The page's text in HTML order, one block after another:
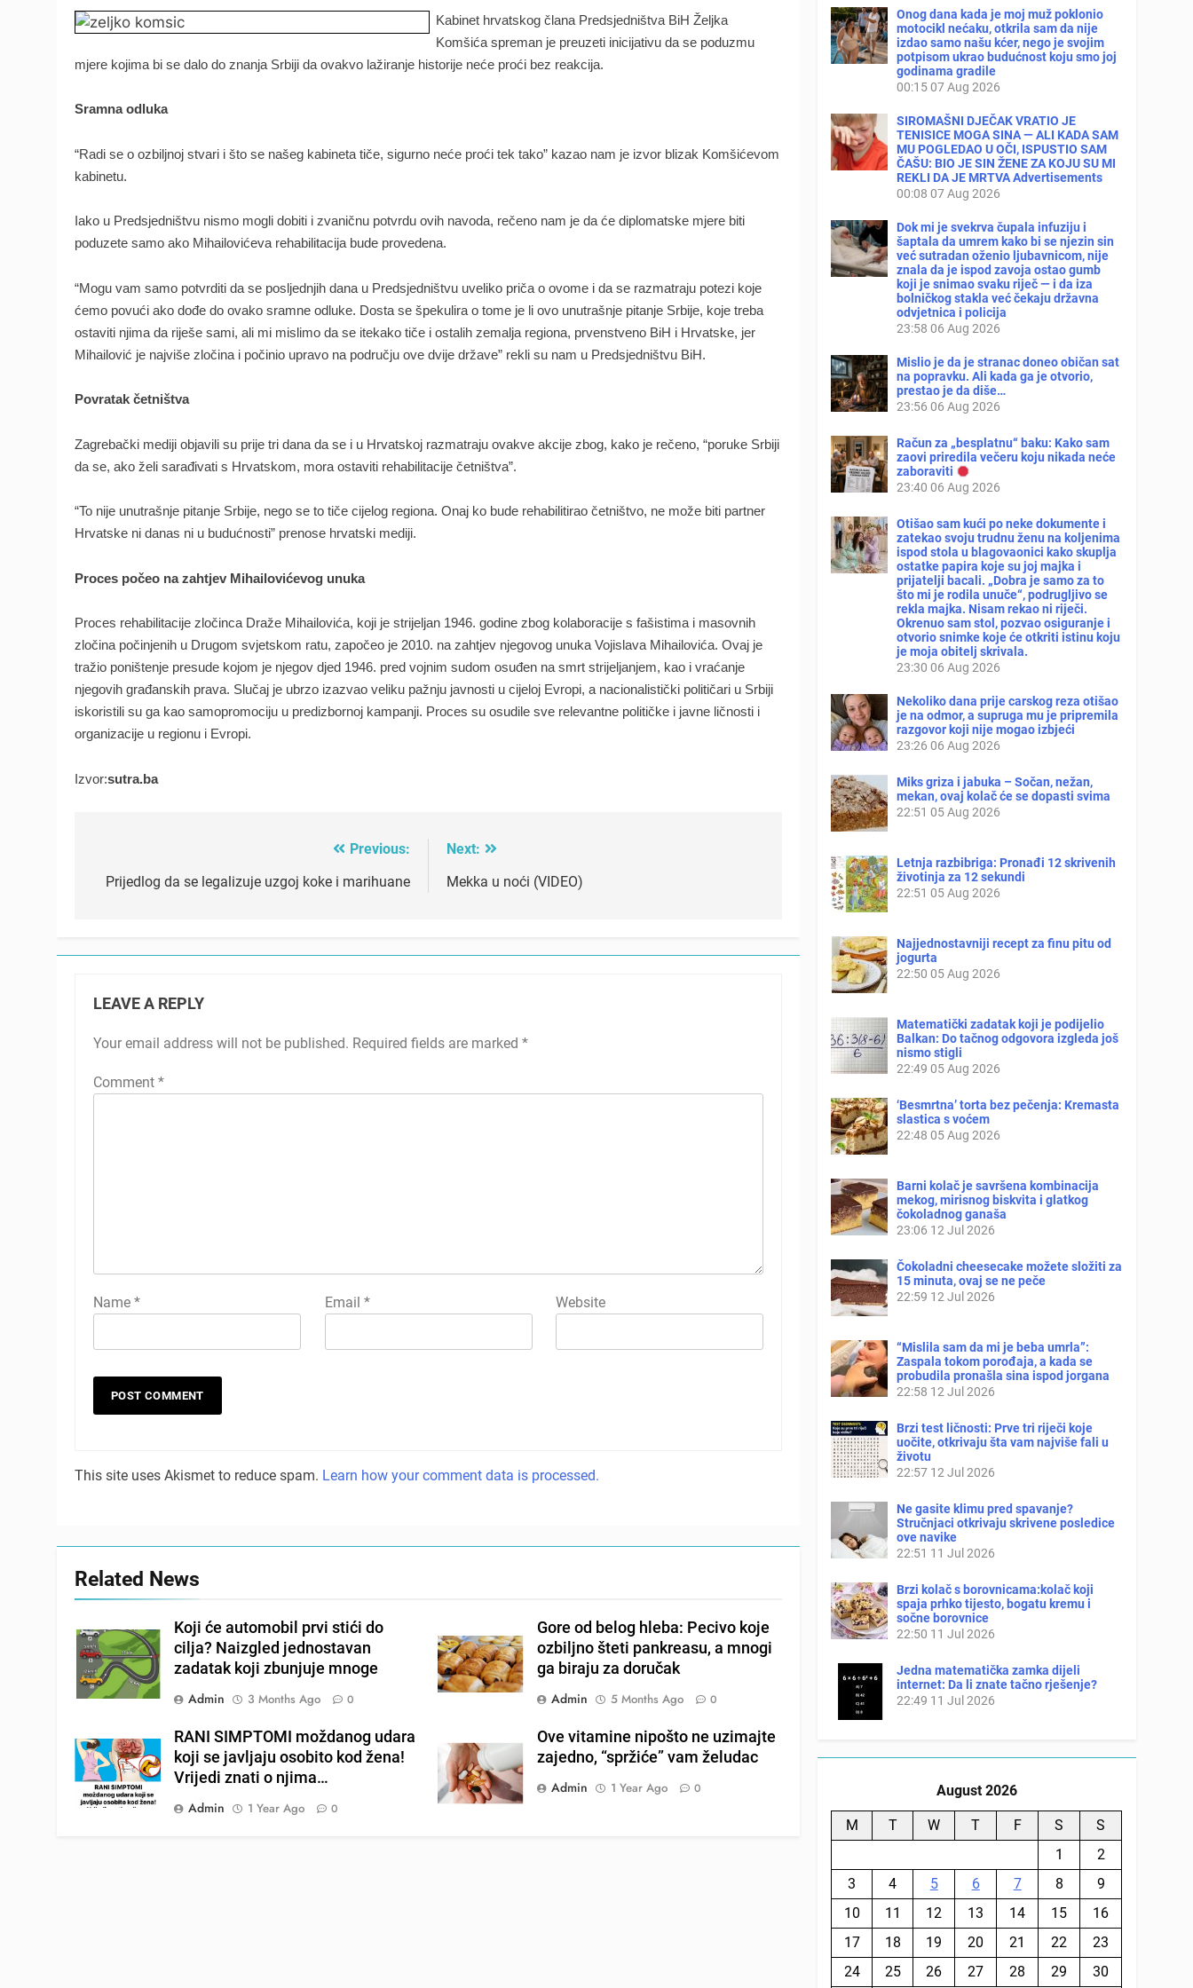
Kabinet hrvatskog člana Predsjedništva BiH Željka
Komšića spreman je preuzeti inicijativu da se poduzmu
mjere kojima bi se dalo do znanja Srbiji da ovakvo lažiranje historije neće proći bez reakcija.
Sramna odluka
“Radi se o ozbiljnoj stvari i što se našeg kabineta tiče, sigurno neće proći tek tako” kazao nam je izvor blizak Komšićevom
kabinetu.
Iako u Predsjedništvu nismo mogli dobiti i zvaničnu potvrdu ovih navoda, rečeno nam je da će diplomatske mjere biti
poduzete samo ako Mihailovićeva rehabilitacija bude provedena.
“Mogu vam samo potvrditi da se posljednjih dana u Predsjedništvu uveliko priča o ovome i da se razmatraju potezi koje
ćemo povući ako dođe do ovako sramne odluke. Dosta se špekulira o tome je li ovo unutrašnje pitanje Srbije, koje treba
ostaviti njima da riješe sami, ali mi mislimo da se itekako tiče i ostalih zemalja regiona, prvenstveno BiH i Hrvatske, jer
Mihailović je najviše zločina i počinio upravo na području ove dvije države” rekli su nam u Predsjedništvu BiH.
Povratak četništva
Zagrebački mediji objavili su prije tri dana da se i u Hrvatskoj razmatraju ovakve akcije zbog, kako je rečeno, “poruke Srbiji
da se, ako želi sarađivati s Hrvatskom, mora ostaviti rehabilitacije četništva”.
“To nije unutrašnje pitanje Srbije, nego se to tiče cijelog regiona. Onaj ko bude rehabilitirao četništvo, ne može biti partner
Hrvatske ni danas ni u budućnosti” prenose hrvatski mediji.
Proces počeo na zahtjev Mihailovićevog unuka
Proces rehabilitacije zločinca Draže Mihailovića, koji je strijeljan 1946. godine zbog kolaboracije s fašistima i masovnih
zločina počinjenih u Drugom svjetskom ratu, započeo je 2010. na zahtjev njegovog unuka Vojislava Mihailovića. Ovaj je
tražio poništenje presude kojom je njegov djed 1946. pred vojnim sudom osuđen na smrt strijeljanjem, kao i vraćanje
njegovih građanskih prava. Slučaj je ubrzo izazvao veliku pažnju javnosti u cijeloj Evropi, a nacionalistički političari u Srbiji
iskoristili su ga kao samopromociju u predizbornoj kampanji. Proces su osudile sve relevantne političke i javne ličnosti i
organizacije u regionu i Evropi.
Izvor:sutra.ba
navigation
Previous:
Prijedlog da se legalizuje uzgoj koke i marihuane
Next:
Mekka u noći (VIDEO)
LEAVE A REPLY
Your email address will not be published. Required fields are marked *
Comment *
Name * Email * Website
This site uses Akismet to reduce spam. Learn how your comment data is processed.
Related News
Koji će automobil prvi stići do
cilja? Naizgled jednostavan
zadatak koji zbunjuje mnoge
Admin
3 Months Ago 0
Gore od belog hleba: Pecivo koje
ozbiljno šteti pankreasu, a mnogi
ga biraju za doručak
Admin
5 Months Ago 0
RANI SIMPTOMI moždanog udara
koji se javljaju osobito kod žena!
Vrijedi znati o njima…
Admin
1 Year Ago 0
Ove vitamine nipošto ne uzimajte
zajedno, “spržiće” vam želudac
Admin
1 Year Ago 0
Onog dana kada je moj muž poklonio
motocikl nećaku, otkrila sam da nije
izdao samo našu kćer, nego je svojim
potpisom ukrao budućnost koju smo joj
godinama gradile
00:15 07 Aug 2026
SIROMAŠNI DJEČAK VRATIO JE
TENISICE MOGA SINA — ALI KADA SAM
MU POGLEDAO U OČI, ISPUSTIO SAM
ČAŠU: BIO JE SIN ŽENE ZA KOJU SU MI
REKLI DA JE MRTVA Advertisements
00:08 07 Aug 2026
Dok mi je svekrva čupala infuziju i
šaptala da umrem kako bi se njezin sin
već sutradan oženio ljubavnicom, nije
znala da je ispod zavoja ostao gumb
koji je snimao svaku riječ — i da iza
bolničkog stakla već čekaju državna
odvjetnica i policija
23:58 06 Aug 2026
Mislio je da je stranac doneo običan sat
na popravku. Ali kada ga je otvorio,
prestao je da diše…
23:56 06 Aug 2026
Račun za „besplatnu“ baku: Kako sam
zaovi priredila večeru koju nikada neće
zaboraviti
23:40 06 Aug 2026
Otišao sam kući po neke dokumente i
zatekao svoju trudnu ženu na koljenima
ispod stola u blagovaonici kako skuplja
ostatke papira koje su joj majka i
prijatelji bacali. „Dobra je samo za to
što mi je rodila unuče“, podrugljivo se
rekla majka. Nisam rekao ni riječi.
Okrenuo sam stol, pozvao osiguranje i
otvorio snimke koje će otkriti istinu koju
je moja obitelj skrivala.
23:30 06 Aug 2026
Nekoliko dana prije carskog reza otišao
je na odmor, a supruga mu je pripremila
razgovor koji nije mogao izbjeći
23:26 06 Aug 2026
Miks griza i jabuka – Sočan, nežan,
mekan, ovaj kolač će se dopasti svima
22:51 05 Aug 2026
Letnja razbibriga: Pronađi 12 skrivenih
životinja za 12 sekundi
22:51 05 Aug 2026
Najjednostavniji recept za finu pitu od
jogurta
22:50 05 Aug 2026
Matematički zadatak koji je podijelio
Balkan: Do tačnog odgovora izgleda još
nismo stigli
22:49 05 Aug 2026
‘Besmrtna’ torta bez pečenja: Kremasta
slastica s voćem
22:48 05 Aug 2026
Barni kolač je savršena kombinacija
mekog, mirisnog biskvita i glatkog
čokoladnog ganaša
23:06 12 Jul 2026
Čokoladni cheesecake možete složiti za
15 minuta, ovaj se ne peče
22:59 12 Jul 2026
“Mislila sam da mi je beba umrla”:
Zaspala tokom porođaja, a kada se
probudila pronašla sina ispod jorgana
22:58 12 Jul 2026
Brzi test ličnosti: Prve tri riječi koje
uočite, otkrivaju šta vam najviše fali u
životu
22:57 12 Jul 2026
Ne gasite klimu pred spavanje?
Stručnjaci otkrivaju skrivene posledice
ove navike
22:51 11 Jul 2026
Brzi kolač s borovnicama:kolač koji
spaja prhko tijesto, bogatu kremu i
sočne borovnice
22:50 11 Jul 2026
Jedna matematička zamka dijeli
internet: Da li znate tačno rješenje?
22:49 11 Jul 2026
August 2026
M T W T F S
S
1
2
3
4 5 6 7 8
9
10
11 12 13 14 15
16
17
18 19 20 21 22
23
24
25 26 27 28 29 30